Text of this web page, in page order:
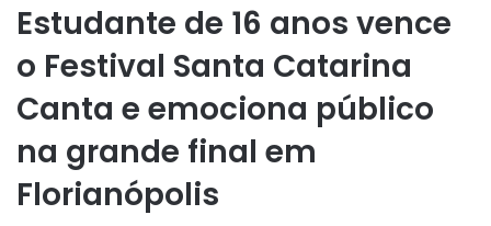
Estudante de 16 anos vence
o Festival Santa Catarina
Canta e emociona público
na grande final em
Florianópolis